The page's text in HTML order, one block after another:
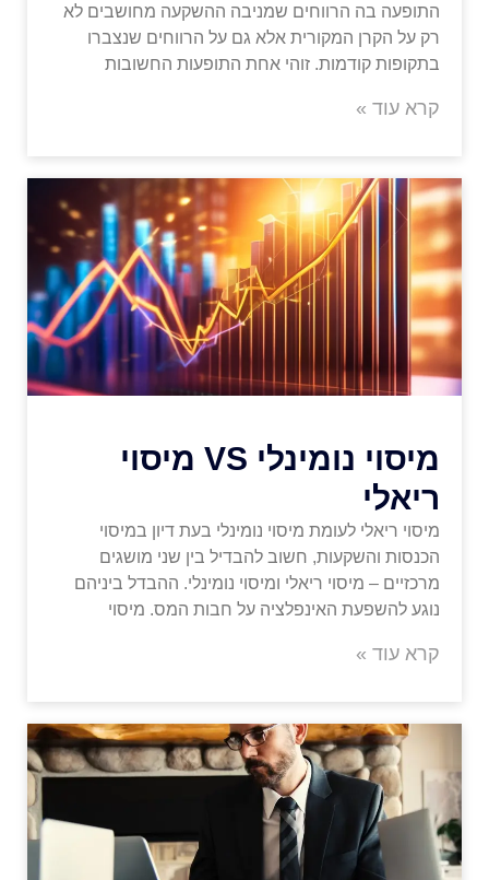
התופעה בה הרווחים שמניבה ההשקעה מחושבים לא
רק על הקרן המקורית אלא גם על הרווחים שנצברו
בתקופות קודמות. זוהי אחת התופעות החשובות
קרא עוד »
מיסוי נומינלי VS מיסוי
ריאלי
מיסוי ריאלי לעומת מיסוי נומינלי בעת דיון במיסוי
הכנסות והשקעות, חשוב להבדיל בין שני מושגים
מרכזיים – מיסוי ריאלי ומיסוי נומינלי. ההבדל ביניהם
נוגע להשפעת האינפלציה על חבות המס. מיסוי
קרא עוד »